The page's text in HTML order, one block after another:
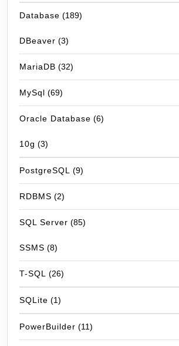
Database (189)
DBeaver (3)
MariaDB (32)
MySql (69)
Oracle Database (6)
10g (3)
PostgreSQL (9)
RDBMS (2)
SQL Server (85)
SSMS (8)
T-SQL (26)
SQLite (1)
PowerBuilder (11)